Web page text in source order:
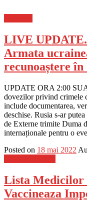
LIVE
Armata
recunoaștere
UPDATE ORA 2:00 SUA
dovezilor privind crimele
include documentarea,
deschise. Rusia s-ar
de Externe trimite Duma
internaționale pentru o
Posted on 18 mai 2022
Lista Medicilor
Vaccineaza